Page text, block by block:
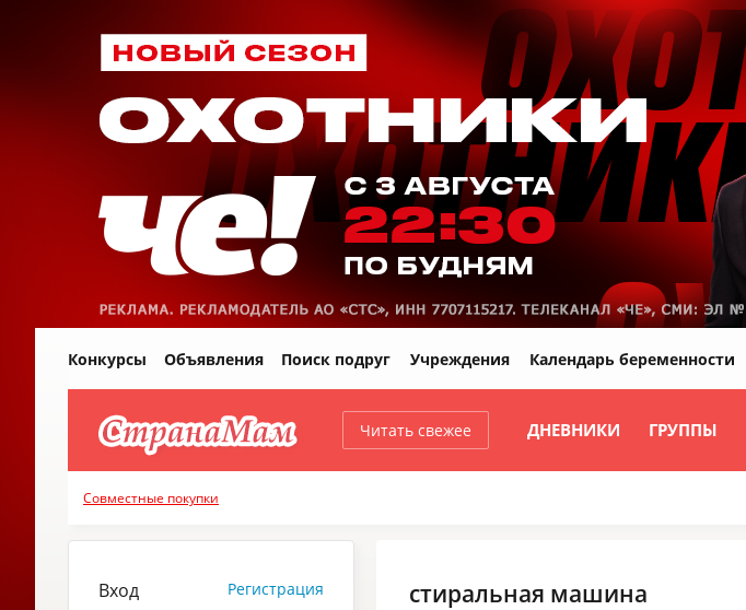
Читать свежее ДНЕВНИКИ ГРУППЫ
Конкурсы Объявления Поиск подруг Учреждения Календарь беременности
Совместные покупки
стиральная машина
Вход Регистрация